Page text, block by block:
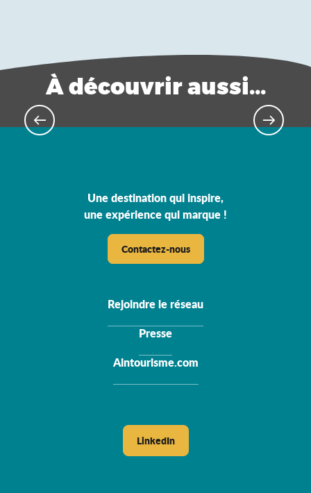
À découvrir aussi...
Une destination qui inspire,
une expérience qui marque !
Contactez-nous
Rejoindre le réseau
Presse
Aintourisme.com
LinkedIn